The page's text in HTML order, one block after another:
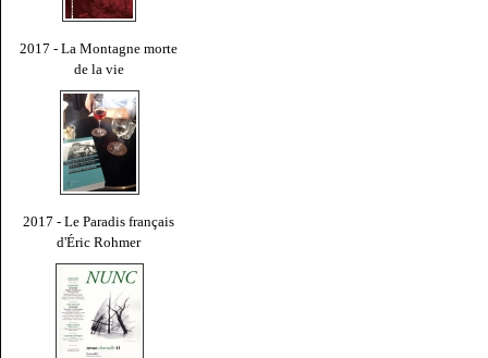
2017 - La Montagne morte
de la vie
2017 - Le Paradis français
d'Éric Rohmer